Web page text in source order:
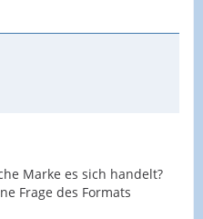
Marke es sich handelt?
Frage des Formats